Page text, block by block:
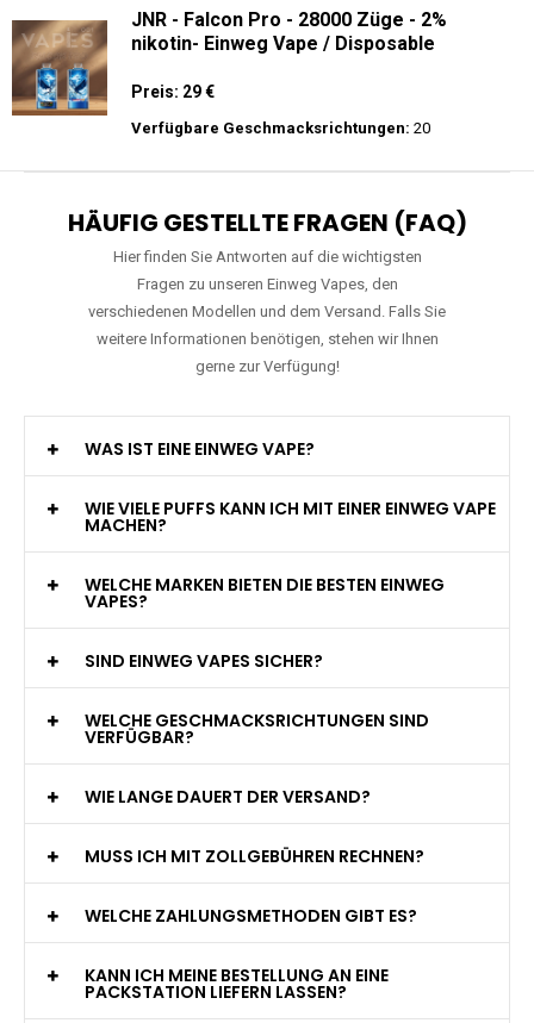
JNR - Falcon Pro - 28000 Züge - 2%
nikotin- Einweg Vape / Disposable
Preis: 29 €
Verfügbare Geschmacksrichtungen: 20
HÄUFIG GESTELLTE FRAGEN (FAQ)
Hier finden Sie Antworten auf die wichtigsten
Fragen zu unseren Einweg Vapes, den
verschiedenen Modellen und dem Versand. Falls Sie
weitere Informationen benötigen, stehen wir Ihnen
gerne zur Verfügung!
WAS IST EINE EINWEG VAPE?
WIE VIELE PUFFS KANN ICH MIT EINER EINWEG VAPE
MACHEN?
WELCHE MARKEN BIETEN DIE BESTEN EINWEG
VAPES?
SIND EINWEG VAPES SICHER?
WELCHE GESCHMACKSRICHTUNGEN SIND
VERFÜGBAR?
WIE LANGE DAUERT DER VERSAND?
MUSS ICH MIT ZOLLGEBÜHREN RECHNEN?
WELCHE ZAHLUNGSMETHODEN GIBT ES?
KANN ICH MEINE BESTELLUNG AN EINE
PACKSTATION LIEFERN LASSEN?